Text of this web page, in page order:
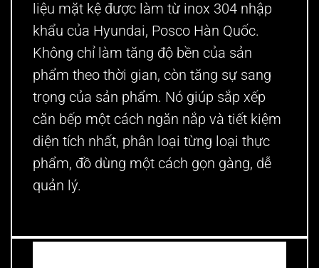
liệu mặt kệ được làm từ inox 304 nhập
khẩu của Hyundai, Posco Hàn Quốc.
Không chỉ làm tăng độ bền của sản
phẩm theo thời gian, còn tăng sự sang
trọng của sản phẩm. Nó giúp sắp xếp
căn bếp một cách ngăn nắp và tiết kiệm
diện tích nhất, phân loại từng loại thực
phẩm, đồ dùng một cách gọn gàng, dễ
quản lý.